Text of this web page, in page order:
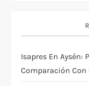
Isapres En Aysén:
Comparación Con